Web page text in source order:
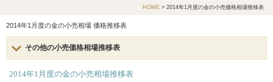
HOME > 2014年1月度の金の小売価格相場推移表
2014年1月度の金の小売相場 価格推移表
その他の小売価格相場推移表
2014年1月度の金の小売相場推移表